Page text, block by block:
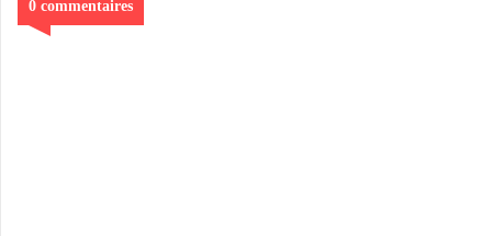
0 commentaires